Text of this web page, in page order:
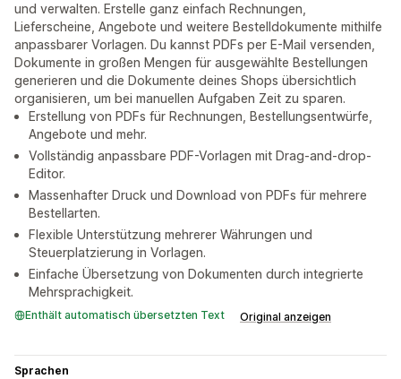
und verwalten. Erstelle ganz einfach Rechnungen,
Lieferscheine, Angebote und weitere Bestelldokumente mithilfe
anpassbarer Vorlagen. Du kannst PDFs per E-Mail versenden,
Dokumente in großen Mengen für ausgewählte Bestellungen
generieren und die Dokumente deines Shops übersichtlich
organisieren, um bei manuellen Aufgaben Zeit zu sparen.
Erstellung von PDFs für Rechnungen, Bestellungsentwürfe,
Angebote und mehr.
Vollständig anpassbare PDF-Vorlagen mit Drag-and-drop-
Editor.
Massenhafter Druck und Download von PDFs für mehrere
Bestellarten.
Flexible Unterstützung mehrerer Währungen und
Steuerplatzierung in Vorlagen.
Einfache Übersetzung von Dokumenten durch integrierte
Mehrsprachigkeit.
Enthält automatisch übersetzten Text Original anzeigen
Sprachen